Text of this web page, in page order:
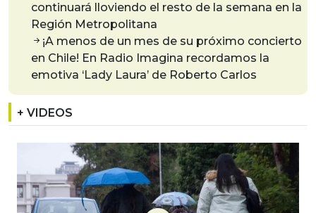
continuará lloviendo el resto de la semana en la
Región Metropolitana
¡A menos de un mes de su próximo concierto
en Chile! En Radio Imagina recordamos la
emotiva ‘Lady Laura’ de Roberto Carlos
+ VIDEOS